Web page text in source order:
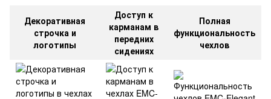
Декоративная
строчка и
логотипы
Доступ к
карманам в
передних
сидениях
Полная
функциональность
чехлов